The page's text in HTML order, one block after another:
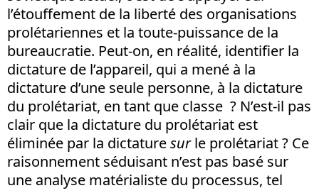
l’étouffement de la liberté des organisations
prolétariennes et la toute-puissance de la
bureaucratie. Peut-on, en réalité, identifier la
dictature de l’appareil, qui a mené à la
dictature d’une seule personne, à la dictature
du prolétariat, en tant que classe ? N’est-il pas
clair que la dictature du prolétariat est
éliminée par la dictaturesurle prolétariat ? Ce
raisonnement séduisant n’est pas basé sur
une analyse matérialiste du processus, tel